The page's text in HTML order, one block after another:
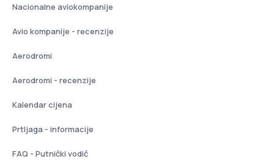
Nacionalne aviokompanije
Avio kompanije - recenzije
Aerodromi
Aerodromi - recenzije
Kalendar cijena
Prtljaga - informacije
FAQ - Putnički vodič